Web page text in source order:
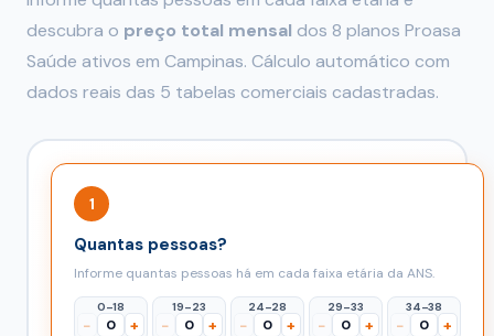
descubra o preço total mensal dos 8 planos Proasa
Saúde ativos em Campinas. Cálculo automático com
dados reais das 5 tabelas comerciais cadastradas.
1
Quantas pessoas?
Informe quantas pessoas há em cada faixa etária da ANS.
0–18
− +
19–23
− +
24–28
− +
29–33
− +
34–38
− +